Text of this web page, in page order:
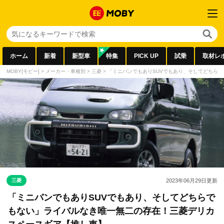
ホーム 新着 新型車 特集 PICK UP 試乗 取材レ
MOBY[モビー] > メーカー・車種別 > 三菱 > 「ミニバンでもありSUVでもあり、そしてどちら
三菱 2023年06月29日更新
「ミニバンでもありSUVでもあり、そしてどちらで
もない」ライバルなき唯一無二の存在！三菱デリカ